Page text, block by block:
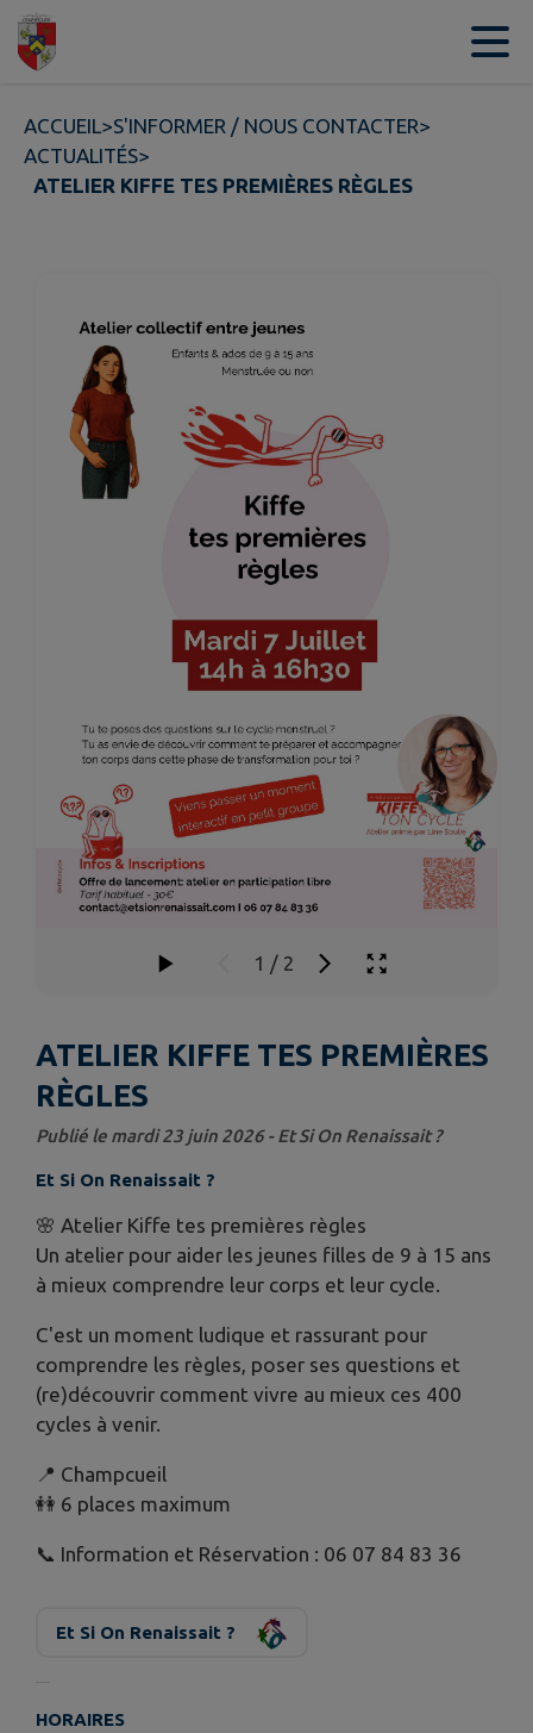
Contenu
ACCUEIL>S'INFORMER / NOUS CONTACTER>
ACTUALITÉS>
ATELIER KIFFE TES PREMIÈRES RÈGLES
1 / 2
ATELIER KIFFE TES PREMIÈRES
RÈGLES
Publié le mardi 23 juin 2026 - Et Si On Renaissait ?
Et Si On Renaissait ?
🌸 Atelier Kiffe tes premières règles
Un atelier pour aider les jeunes filles de 9 à 15 ans
à mieux comprendre leur corps et leur cycle.
C'est un moment ludique et rassurant pour
comprendre les règles, poser ses questions et
(re)découvrir comment vivre au mieux ces 400
cycles à venir.
📍 Champcueil
👭 6 places maximum
📞 Information et Réservation : 06 07 84 83 36
Et Si On Renaissait ?
HORAIRES